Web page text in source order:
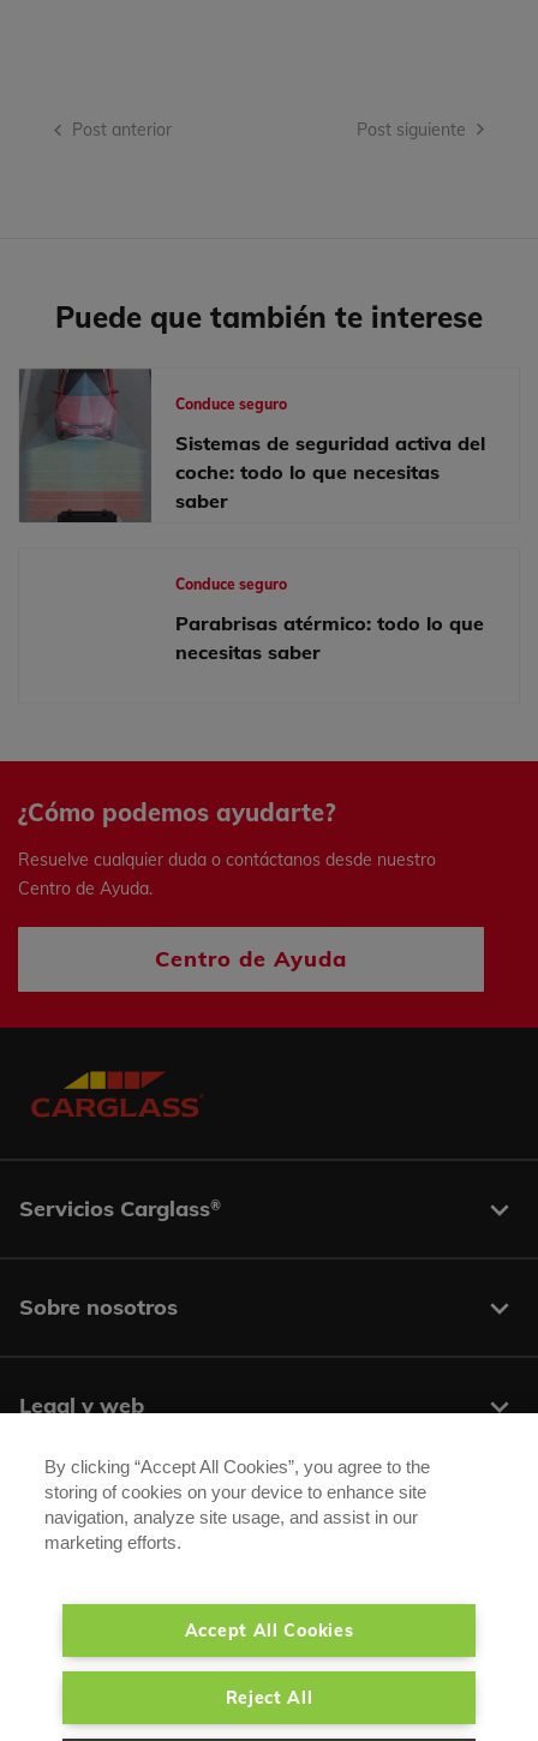
Navegación
Post anterior Post siguiente
Puede que también te interese
Conduce seguro
Sistemas de seguridad activa del
coche: todo lo que necesitas
saber
Conduce seguro
Parabrisas atérmico: todo lo que
necesitas saber
¿Cómo podemos ayudarte?
Resuelve cualquier duda o contáctanos desde nuestro
Centro de Ayuda.
Centro de Ayuda
Servicios Carglass®
Sobre nosotros
Legal y web
Centros y contacto
Carglass®/ Autoglass®son marcas registradas de Belron Group SA y sus
empresas afiliadas.
Síguenos:
By clicking “Accept All Cookies”, you agree to the
storing of cookies on your device to enhance site
navigation, analyze site usage, and assist in our
marketing efforts.
Accept All Cookies
Reject All